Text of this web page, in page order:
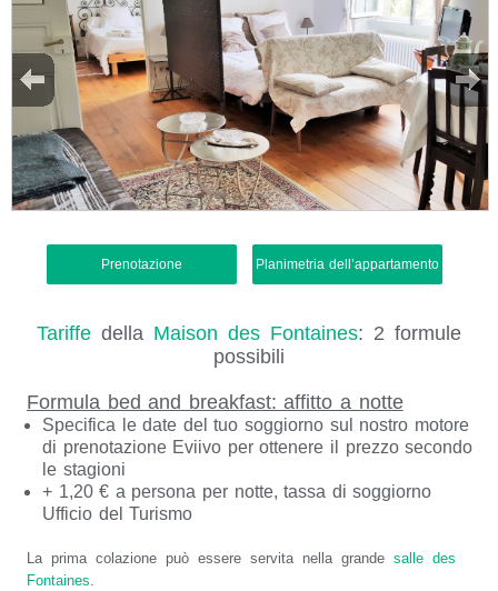
Prenotazione Planimetria dell’appartamento
Tariffe della Maison des Fontaines: 2 formule
possibili
Formula bed and breakfast: affitto a notte
Specifica le date del tuo soggiorno sul nostro motore
di prenotazione Eviivo per ottenere il prezzo secondo
le stagioni
+ 1,20 € a persona per notte, tassa di soggiorno
Ufficio del Turismo
La prima colazione può essere servita nella grande salle des
Fontaines.